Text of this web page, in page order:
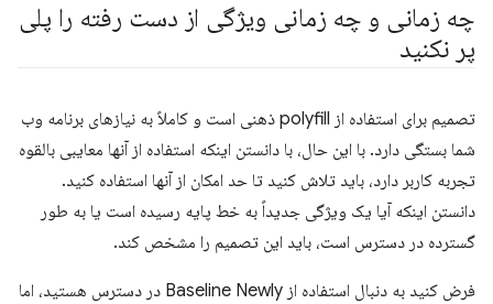
چه زمانی و چه زمانی ویژگی از دست رفته را پلی
پر نکنید
تصمیم برای استفاده از polyfill ذهنی است و کاملاً به نیازهای برنامه وب
شما بستگی دارد. با این حال، با دانستن اینکه استفاده از آنها معایبی بالقوه
تجربه کاربر دارد، باید تلاش کنید تا حد امکان از آنها استفاده کنید.
دانستن اینکه آیا یک ویژگی جدیداً به خط پایه رسیده است یا به طور
گسترده در دسترس است، باید این تصمیم را مشخص کند.
فرض کنید به دنبال استفاده از Baseline Newly در دسترس هستید، اما